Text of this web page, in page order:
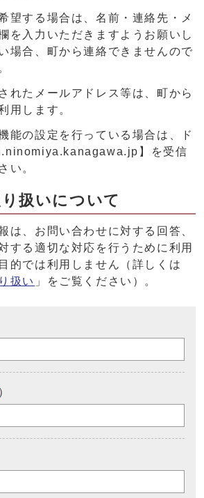
望する場合は、名前・連絡先・メ
を入力いただきますようお願いし
場合、町から連絡できませんので
れたメールアドレス等は、町から
用します。
能の設定を行っている場合は、ド
】を受信
い。
扱いについて
は、お問い合わせに対する回答、
する適切な対応を行うために利用
的では利用しません（詳しくは
扱い 」をご覧ください）。
）